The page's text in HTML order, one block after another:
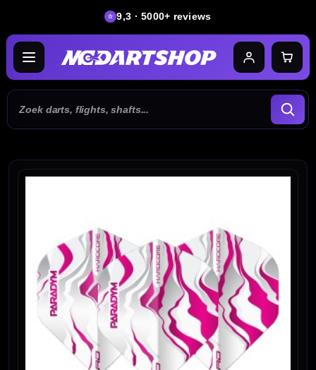
9,3 · 5000+ reviews